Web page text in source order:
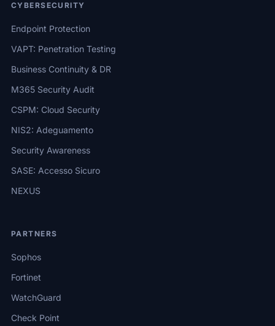
CYBERSECURITY
Endpoint Protection
VAPT: Penetration Testing
Business Continuity & DR
M365 Security Audit
CSPM: Cloud Security
NIS2: Adeguamento
Security Awareness
SASE: Accesso Sicuro
NEXUS
PARTNERS
Sophos
Fortinet
WatchGuard
Check Point